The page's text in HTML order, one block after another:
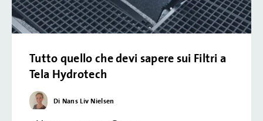
Tutto quello che devi sapere sui Filtri a
Tela Hydrotech
Di Nans Liv Nielsen